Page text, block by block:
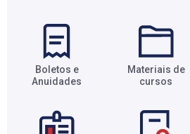
Boletos e
Anuidades​
Materiais de
cursos​